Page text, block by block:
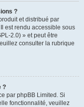
?
et distribué par
est rendu accessible sous
2.0) » et peut être
consulter la rubrique
?
par phpBB Limited. Si
fonctionnalité, veuillez